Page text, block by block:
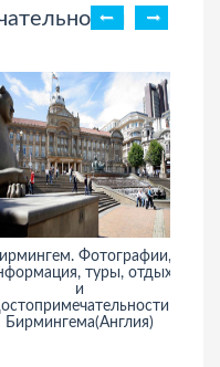
Фотографии,
туры, отдых
и
Бирмингема(Англия)